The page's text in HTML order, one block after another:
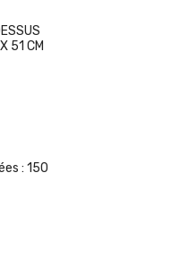
51 CM
: 150